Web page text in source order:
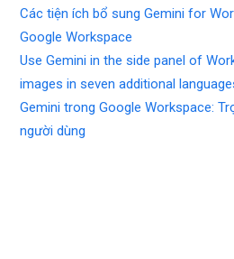
Các tiện ích bổ sung Gemini for
Google Workspace
Use Gemini in the side panel of
images in seven additional
Gemini trong Google Workspace:
người dùng